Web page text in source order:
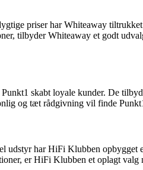
priser har Whiteaway
tilbyder Whiteaway et godt
skabt loyale kunder. De
og tæt rådgivning vil finde
udstyr har HiFi Klubben opbygget
er HiFi Klubben et oplagt valg